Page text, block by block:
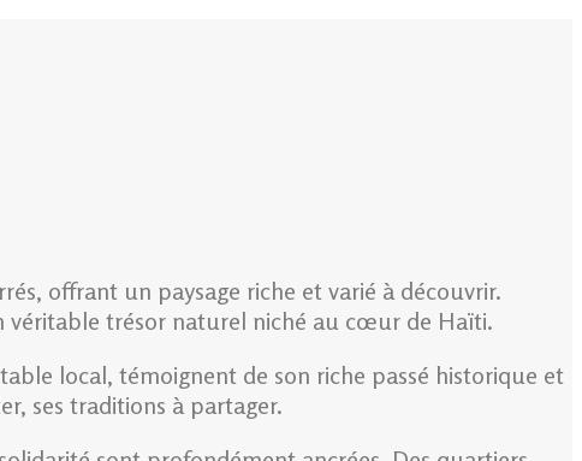
offrant un paysage riche et varié à découvrir.
véritable trésor naturel niché au cœur de Haïti.
local, témoignent de son riche passé historique et
ses traditions à partager.